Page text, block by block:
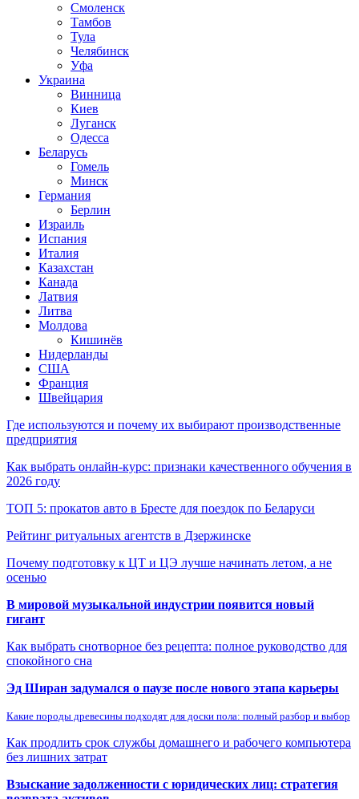
Смоленск
Тамбов
Тула
Челябинск
Уфа
Украина
Винница
Киев
Луганск
Одесса
Беларусь
Гомель
Минск
Германия
Берлин
Израиль
Испания
Италия
Казахстан
Канада
Латвия
Литва
Молдова
Кишинёв
Нидерланды
США
Франция
Швейцария
Где используются и почему их выбирают производственные
предприятия
Как выбрать онлайн-курс: признаки качественного обучения в
2026 году
ТОП 5: прокатов авто в Бресте для поездок по Беларуси
Рейтинг ритуальных агентств в Дзержинске
Почему подготовку к ЦТ и ЦЭ лучше начинать летом, а не
осенью
В мировой музыкальной индустрии появится новый
гигант
Как выбрать снотворное без рецепта: полное руководство для
спокойного сна
Эд Ширан задумался о паузе после нового этапа карьеры
Какие породы древесины подходят для доски пола: полный разбор и выбор
Как продлить срок службы домашнего и рабочего компьютера
без лишних затрат
Взыскание задолженности с юридических лиц: стратегия